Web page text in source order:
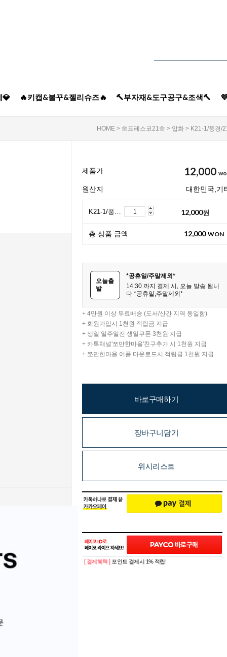
💎 🔥키캡&볼꾸&젤리슈즈🔥 🔨부자재&도구공구&조색🔨
HOME > 🌼프레스코21🌼 > 압화 > K21-1/풍경/
제품가 12,000
원산지 대한민국,기
12,000원
총 상품 금액 12,000 WON
오늘출
발
*공휴일/주말제외*
14:30 까지 결제 시, 오늘 발송 됩니
다 *공휴일,주말제외*
+ 4만원 이상 무료배송 (도서/산간 지역 동일함)
+ 회원가입시 1천원 적립금 지급
+ 생일 일주일전 생일쿠폰 3천원 지급
+ 카톡채널'쪼만한마을'친구추가 시 1천원 지급
+ 쪼만한마을 어플 다운로드시 적립금 1천원 지급
바로구매하기
장바구니담기
위시리스트
[ 결제혜택 ] 포인트 결제시 1% 적립!